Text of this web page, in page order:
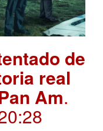
de
real
Am.